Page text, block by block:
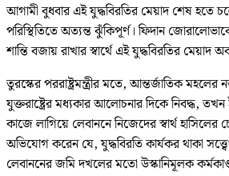
আগামী বুধবার এই যুদ্ধবিরতির মেয়াদ শেষ হতে
পরিস্থিতিতে অত্যন্ত ঝুঁকিপূর্ণ। ফিদান
শান্তি বজায় রাখার স্বার্থে এই যুদ্ধবিরতির মেয়াদ
তুরস্কের পররাষ্ট্রমন্ত্রীর মতে, আন্তর্জাতিক
যুক্তরাষ্ট্রের মধ্যকার আলোচনার দিকে নিবদ্ধ,
কাজে লাগিয়ে লেবাননে নিজেদের স্বার্থ হাসিলের
অভিযোগ করেন যে, যুদ্ধবিরতি কার্যকর থাকা
লেবাননের জমি দখলের মতো উস্কানিমূলক